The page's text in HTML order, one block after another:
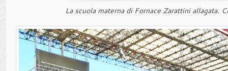
La scuola materna di Fornace Zarattini allagata.